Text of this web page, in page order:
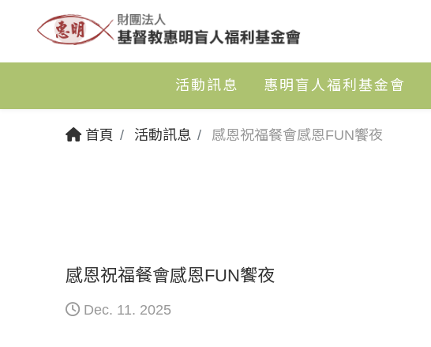
活動訊息 惠明盲人福利基金會
首頁 活動訊息 感恩祝福餐會感恩FUN饗夜
感恩祝福餐會感恩FUN饗夜
Dec. 11. 2025